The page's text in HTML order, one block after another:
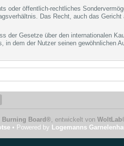
oder öffentlich-rechtliches
Das Recht, auch das
der Gesetze über den internationalen
dem der Nutzer seinen gewöhnlichen
Burning Board®, entwickelt von
• Powered by Logemanns